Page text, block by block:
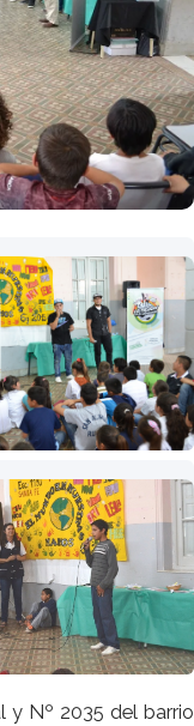
y Nº 2035 del barrio